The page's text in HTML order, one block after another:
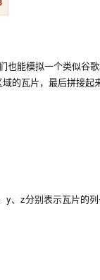
也能模拟一个类似谷
的瓦片，最后拼接起
y、z分别表示瓦片的